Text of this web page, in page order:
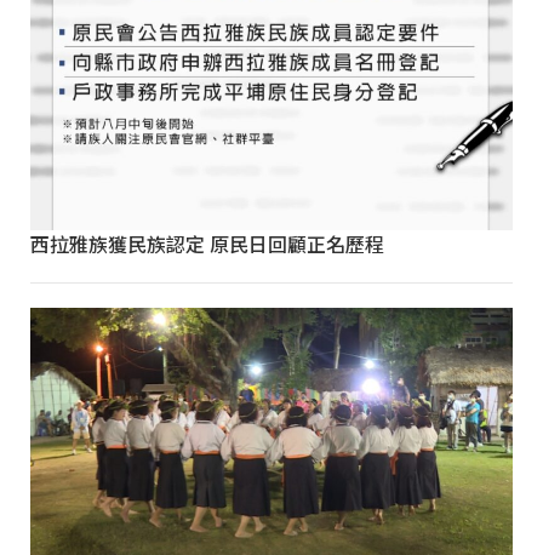
西拉雅族獲民族認定 原民日回顧正名歷程